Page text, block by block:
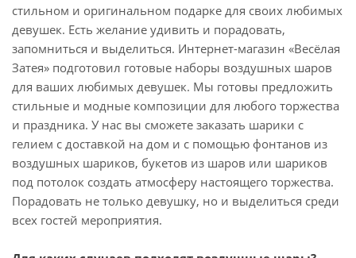
стильном и оригинальном подарке для своих любимых
девушек. Есть желание удивить и порадовать,
запомниться и выделиться. Интернет-магазин «Весёлая
Затея» подготовил готовые наборы воздушных шаров
для ваших любимых девушек. Мы готовы предложить
стильные и модные композиции для любого торжества
и праздника. У нас вы сможете заказать шарики с
гелием с доставкой на дом и с помощью фонтанов из
воздушных шариков, букетов из шаров или шариков
под потолок создать атмосферу настоящего торжества.
Порадовать не только девушку, но и выделиться среди
всех гостей мероприятия.